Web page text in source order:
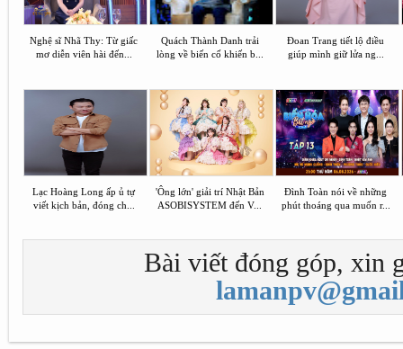
Nghệ sĩ Nhã Thy: Từ giấc
mơ diễn viên hài đến...
Quách Thành Danh trải
lòng về biến cố khiến b...
Đoan Trang tiết lộ điều
giúp mình giữ lửa ng...
Lạc Hoàng Long ấp ủ tự
viết kịch bản, đóng ch...
'Ông lớn' giải trí Nhật Bản
ASOBISYSTEM đến V...
Đình Toàn nói về những
phút thoáng qua muốn r...
Bài viết đóng góp, xin